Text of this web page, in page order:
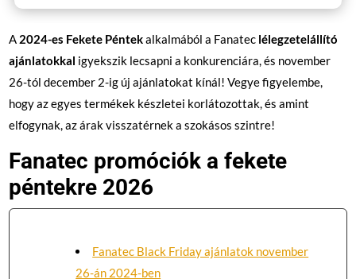
A 2024-es Fekete Péntekalkalmából a Fanatec lélegzetelállító
ajánlatokkal igyekszik lecsapni a konkurenciára, és november
26-tól december 2-ig új ajánlatokat kínál! Vegye figyelembe,
hogy az egyes termékek készletei korlátozottak, és amint
elfogynak, az árak visszatérnek a szokásos szintre!
Fanatec promóciók a fekete
péntekre 2026
Fanatec Black Friday ajánlatok november
26-án 2024-ben